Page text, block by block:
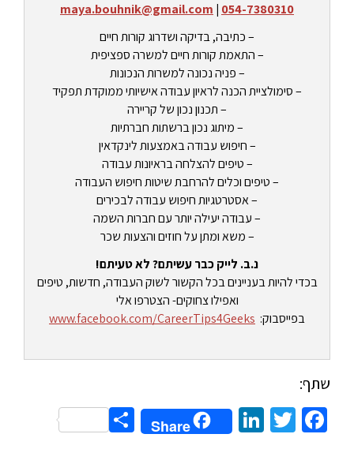
054-7380310
|
maya.bouhnik@gmail.com
– כתיבה, בדיקה ושדרוג קורות חיים
– התאמת קורות חיים למשרה ספציפית
– פניה נכונה למשרות הנכונות
– סימולציית הכנה לראיון עבודה אישיותי ממוקדת תפקיד
– תכנון נכון של קריירה
– מיתוג נכון ברשתות חברתיות
– חיפוש עבודה באמצעות לינקדאין
– טיפים להצלחה בראיונות עבודה
– טיפים וכלים להרחבת שיטות חיפוש העבודה
– אסטרטגיות חיפוש עבודה לבכירים
– עבודה יעילה יותר עם חברות השמה
– משא ומתן על חוזים והצעות שכר
נ.ב. לייק כבר עשיתם? לא טעיתם!
בכדי להיות בעניינים בכל הקשור לשוק העבודה, חדשות, טיפים
ואפילו צחוקים- הצטרפו אלי
בפייסבוק: www.facebook.com/CareerTips4Geeks
שתף:
Facebook
Twitter
LinkedIn
Share
Share